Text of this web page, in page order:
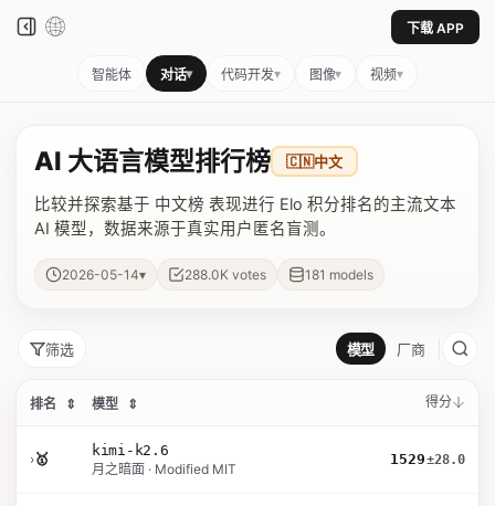
下载 APP
智能体 对话▾ 代码开发▾ 图像▾ 视频▾
AI 大语言模型排行榜 🇨🇳中文
比较并探索基于 中文榜 表现进行 Elo 积分排名的主流文本
AI 模型，数据来源于真实用户匿名盲测。
2026-05-14▾ 288.0K votes 181 models
筛选 模型 厂商
排名 ⇕ 模型 ⇕ 得分
›🥇
kimi-k2.6
月之暗面 · Modified MIT
1529±28.0